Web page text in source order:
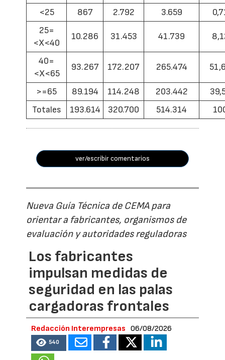
<25
867 2.792 3.659
25=
<X<40
10.286 31.453 41.739
40=
<X<65
93.267 172.207 265.474
>=65 89.194 114.248 203.442
Totales
193.614 320.700 514.314
ver/escribir comentarios
Nueva Guía Técnica de CEMA para
orientar a fabricantes, organismos de
evaluación y autoridades reguladoras
Los fabricantes
impulsan medidas de
seguridad en las palas
cargadoras frontales
Redacción Interempresas 06/08/2026
540